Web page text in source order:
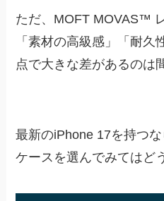
ただ、MOFT MOVAS™
「素材の高級感」「耐
点で大きな差があるのは
最新のiPhone 17を持つ
ケースを選んでみてはど